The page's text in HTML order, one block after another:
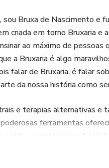
Bruxa de Nascimento e
criada em torno Bruxaria e
ao máximo de
a Bruxaria é algo
falar de Bruxaria, é falar
da nossa história como
e terapias alternativas e
ferramentas
equilibrada e feliz!
no planeta. E a Bruxa